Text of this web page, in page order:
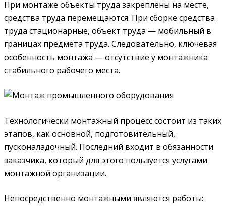
При монтаже объекты труда закреплены на месте,
средства труда перемещаются. При сборке средства
труда стационарные, объект труда — мобильный в
границах предмета труда. Следовательно, ключевая
особенность монтажа — отсутствие у монтажника
стабильного рабочего места.
Технологически монтажный процесс состоит из таких
этапов, как основной, подготовительный,
пусконаладочный. Последний входит в обязанности
заказчика, который для этого пользуется услугами
монтажной организации.
Непосредственно монтажными являются работы: